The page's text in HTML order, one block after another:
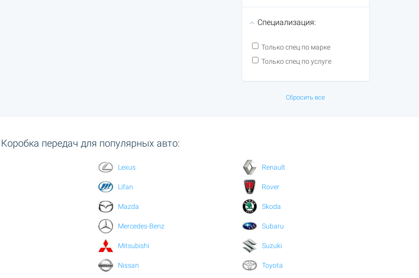
Специализация:
Только спец по марке
Только спец по услуге
Сбросить все
Коробка передач для популярных авто:
Lexus
Lifan
Mazda
Mercedes-Benz
Mitsubishi
Nissan
Renault
Rover
Skoda
Subaru
Suzuki
Toyota